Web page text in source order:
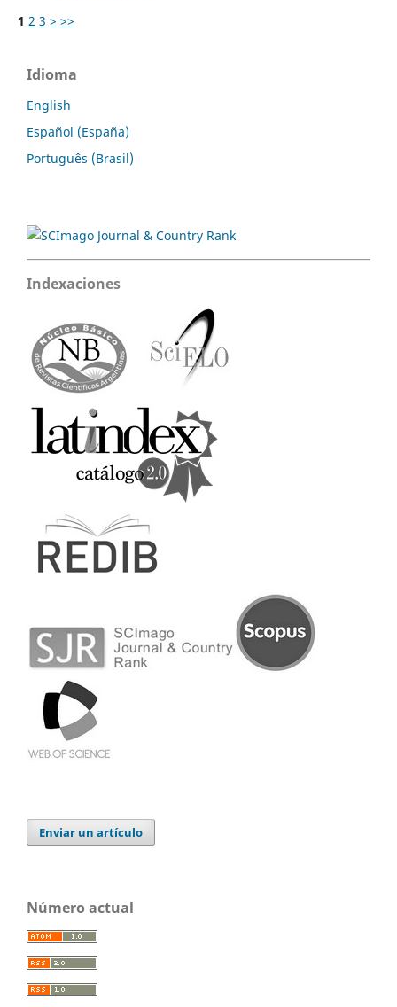
1 2 3 > >>
Idioma
English
Español (España)
Português (Brasil)
Indexaciones
Enviar un artículo
Número actual